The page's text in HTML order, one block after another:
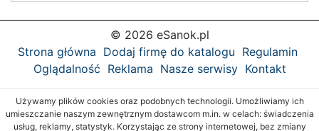
© 2026 eSanok.pl
Strona główna Dodaj firmę do katalogu Regulamin
Oglądalność Reklama Nasze serwisy Kontakt
Używamy plików cookies oraz podobnych technologii. Umożliwiamy ich
umieszczanie naszym zewnętrznym dostawcom m.in. w celach: świadczenia
usług, reklamy, statystyk. Korzystając ze strony internetowej, bez zmiany